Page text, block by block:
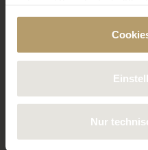
bestimmte Cookies und
deaktivieren. Weitere
verwendeten Cookies
Nur